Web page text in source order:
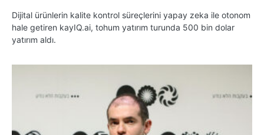
Dijital ürünlerin kalite kontrol süreçlerini yapay zeka ile otonom
hale getiren kayIQ.ai, tohum yatırım turunda 500 bin dolar
yatırım aldı.